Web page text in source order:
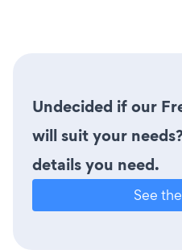
Undecided if our
will suit your
details you need.
See